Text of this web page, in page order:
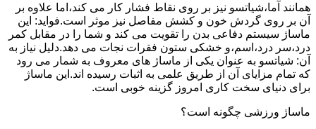
همانند آما،شیاتسو نیز بر روی نقاط فشار کار می کند،اما علاوه بر
آن بر روی گردش خون و کشش مفاصل نیز موثر است.فواید: این
ماساژ سیستم دفاعی بدن را تقویت می کند و شما را در مقابل کمر
درد،سر درد،اسم،و خشکی ستون فقرات نجات می دهد.دلیل نیاز به
آن: شیاتسو به عنوان یکی از ماساژ های معروف به شمار می رود
که تمام مزایای آن از طریق علمی به اثبات رسیده اند.این ماساژ
برای دنیای سخت کاری امروز گزینه خوبی است.
ماساژ ورزشی چگونه است؟